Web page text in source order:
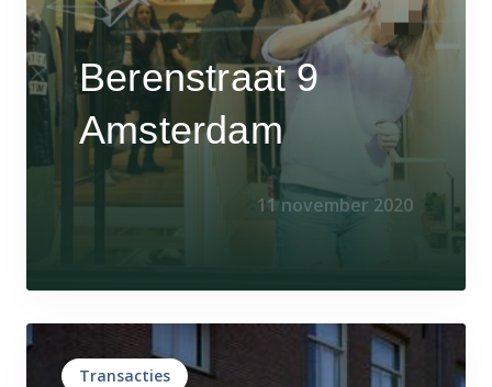
Berenstraat 9
Amsterdam
11 november 2020
Transacties